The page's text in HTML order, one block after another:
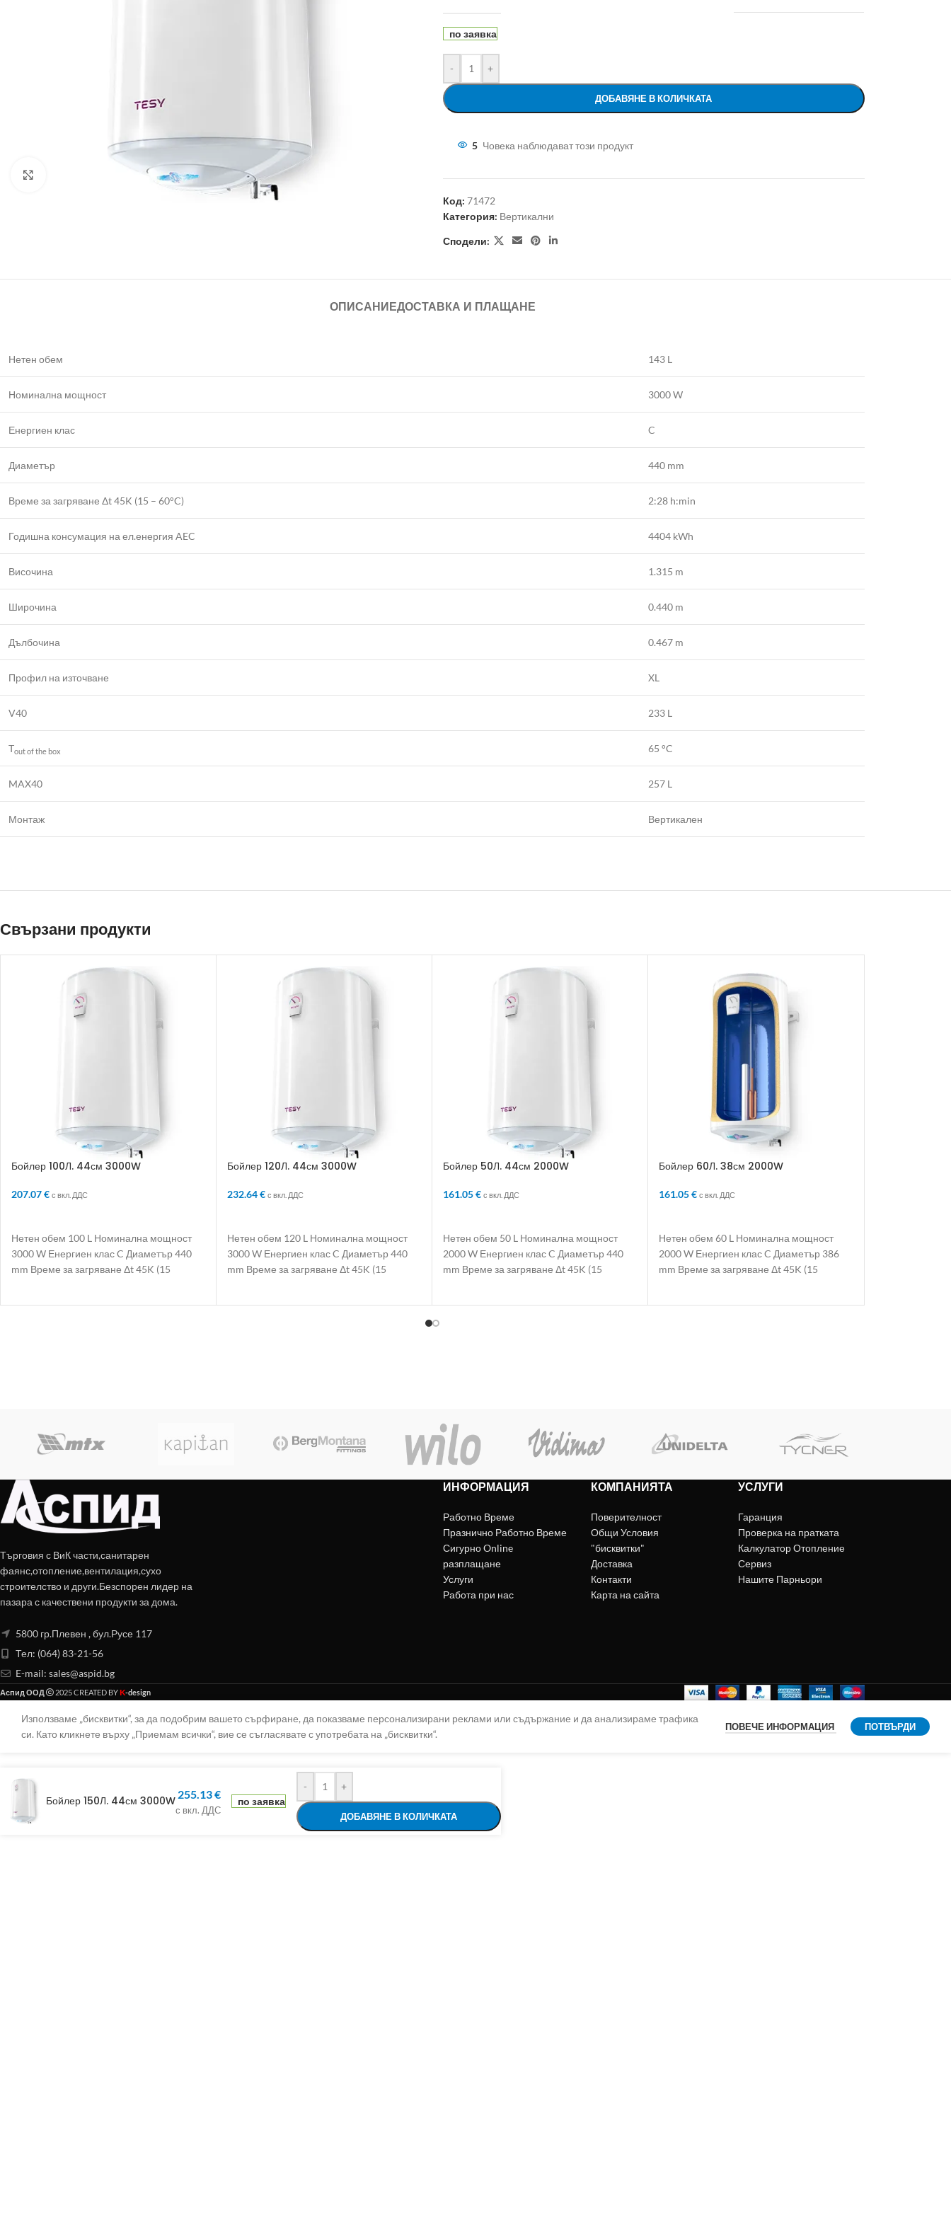
по заявка
- +
ДОБАВЯНЕ В КОЛИЧКАТА
5 Човека наблюдават този продукт
Код: 71472
Категория: Вертикални
Сподели:
ОПИСАНИЕДОСТАВКА И ПЛАЩАНЕ
Нетен обем 143 L
Номинална мощност 3000 W
Енергиен клас C
Диаметър 440 mm
Време за загряване Δt 45K (15 – 60°C) 2:28 h:min
Годишна консумация на ел.енергия AEC 4404 kWh
Височина 1.315 m
Широчина 0.440 m
Дълбочина 0.467 m
Профил на източване XL
V40 233 L
Tout of the box 65 °C
MAX40 257 L
Монтаж Вертикален
Свързани продукти
Бойлер 100Л. 44см 3000W
207.07€ с вкл. ДДС
Нетен обем 100 L Номинална мощност
3000 W Енергиен клас C Диаметър 440
mm Време за загряване Δt 45K (15
Бойлер 120Л. 44см 3000W
232.64€ с вкл. ДДС
Нетен обем 120 L Номинална мощност
3000 W Енергиен клас C Диаметър 440
mm Време за загряване Δt 45K (15
Бойлер 50Л. 44см 2000W
161.05€ с вкл. ДДС
Нетен обем 50 L Номинална мощност
2000 W Енергиен клас C Диаметър 440
mm Време за загряване Δt 45K (15
Бойлер 60Л. 38см 2000W
161.05€ с вкл. ДДС
Нетен обем 60 L Номинална мощност
2000 W Енергиен клас C Диаметър 386
mm Време за загряване Δt 45K (15
Търговия с ВиК части,санитарен
фаянс,отопление,вентилация,сухо
строителство и други.Безспорен лидер на
пазара с качествени продукти за дома.
5800 гр.Плевен , бул.Русе 117
Тел: (064) 83-21-56
E-mail: sales@aspid.bg
ИНФОРМАЦИЯ
Работно Време
Празнично Работно Време
Сигурно Online
разплащане
Услуги
Работа при нас
КОМПАНИЯТА
Поверителност
Общи Условия
"бисквитки"
Доставка
Контакти
Карта на сайта
УСЛУГИ
Гаранция
Проверка на пратката
Калкулатор Отопление
Сервиз
Нашите Парньори
Аспид ООД 2025 CREATED BY K-design
Използваме „бисквитки“, за да подобрим вашето сърфиране, да показваме персонализирани реклами или съдържание и да анализираме трафика
си. Като кликнете върху „Приемам всички“, вие се съгласявате с употребата на „бисквитки“.
ПОВЕЧЕ ИНФОРМАЦИЯ ПОТВЪРДИ
Бойлер 150Л. 44см 3000W 255.13€
с вкл. ДДС
по заявка
- +
ДОБАВЯНЕ В КОЛИЧКАТА